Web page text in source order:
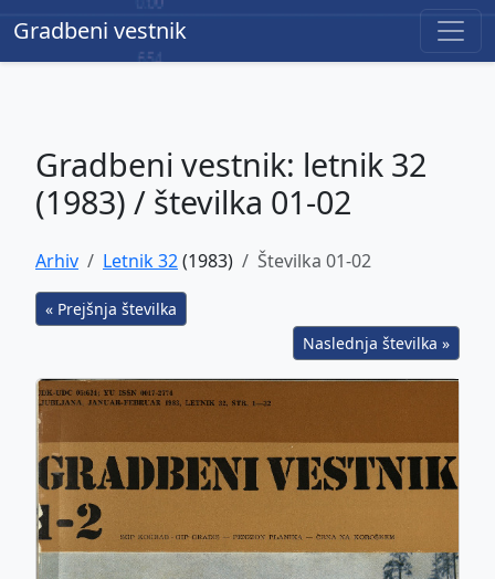
Gradbeni vestnik
Gradbeni vestnik
Gradbeni vestnik: letnik 32
(1983) / številka 01-02
Arhiv Letnik 32(1983) Številka 01-02
« Prejšnja številka
Naslednja številka »